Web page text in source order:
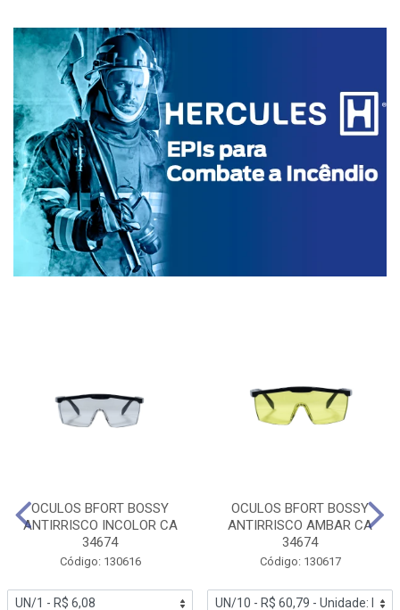
OCULOS BFORT BOSSY
ANTIRRISCO INCOLOR CA
34674
Código: 130616
OCULOS BFORT BOSSY
ANTIRRISCO AMBAR CA
34674
Código: 130617